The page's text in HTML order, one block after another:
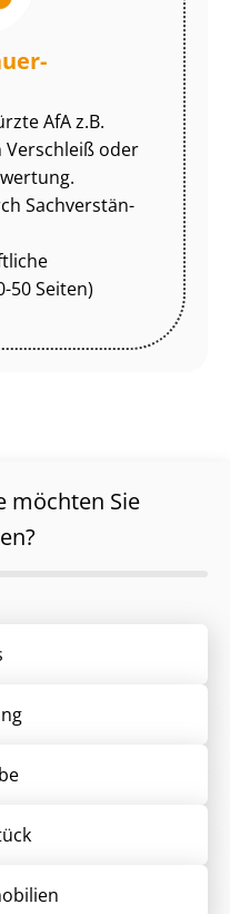
AfA z.B.
oder
Sach­ver­stän­
50 Seiten)
möchten Sie